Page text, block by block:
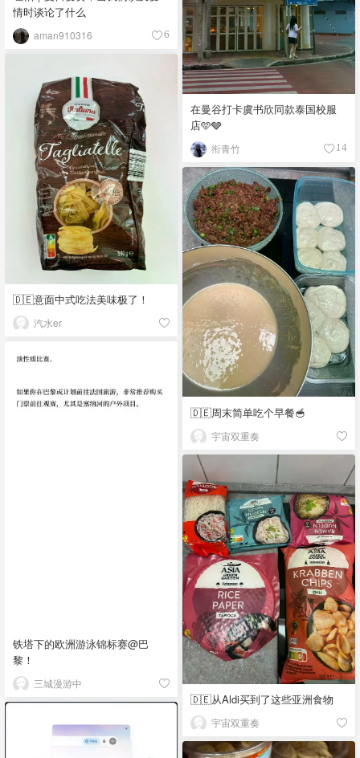
情时谈论了什么
aman910316 6
在曼谷打卡虞书欣同款泰国校服
店🩵🩶
衔青竹 14
🇩🇪意面中式吃法美味极了！
汽水er
🇩🇪周末简单吃个早餐🥣
宇宙双重奏
铁塔下的欧洲游泳锦标赛@巴
黎！
三城漫游中
🇩🇪从Aldi买到了这些亚洲食物
宇宙双重奏